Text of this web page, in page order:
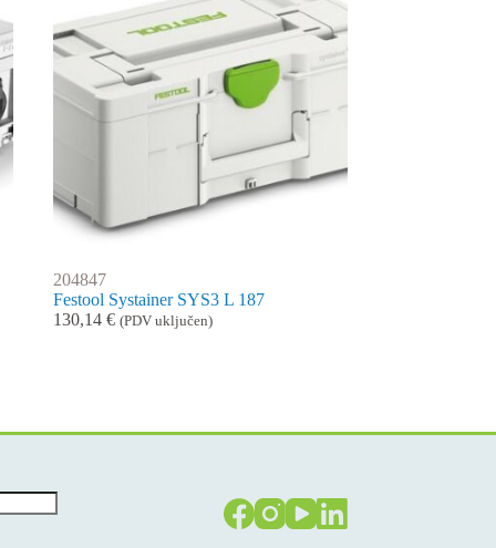
204847
Festool Systainer SYS3 L 187
130,14€ (PDV uključen)